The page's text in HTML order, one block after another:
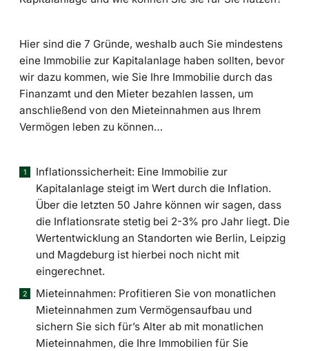
Hier sind die 7 Gründe, weshalb auch Sie mindestens
eine Immobilie zur Kapitalanlage haben sollten, bevor
wir dazu kommen, wie Sie Ihre Immobilie durch das
Finanzamt und den Mieter bezahlen lassen, um
anschließend von den Mieteinnahmen aus Ihrem
Vermögen leben zu können…
Inflationssicherheit: Eine Immobilie zur
Kapitalanlage steigt im Wert durch die Inflation.
Über die letzten 50 Jahre können wir sagen, dass
die Inflationsrate stetig bei 2-3% pro Jahr liegt. Die
Wertentwicklung an Standorten wie Berlin, Leipzig
und Magdeburg ist hierbei noch nicht mit
eingerechnet.
Mieteinnahmen: Profitieren Sie von monatlichen
Mieteinnahmen zum Vermögensaufbau und
sichern Sie sich für’s Alter ab mit monatlichen
Mieteinnahmen, die Ihre Immobilien für Sie